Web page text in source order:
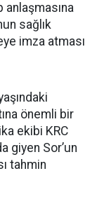
anlaşmasına
sağlık
imza atması
önemli bir
ekibi KRC
giyen Sor’un
tahmin